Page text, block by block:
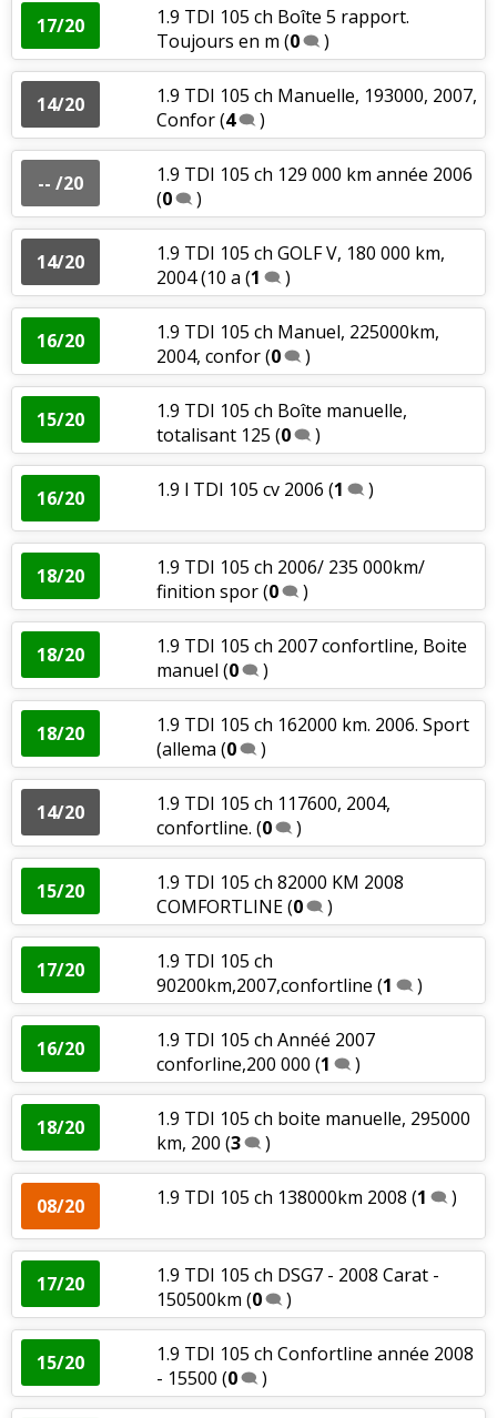
17/20
1.9 TDI 105 ch Boîte 5 rapport.
Toujours en m (0 )
14/20
1.9 TDI 105 ch Manuelle, 193000, 2007,
Confor(4 )
-- /20
1.9 TDI 105 ch 129 000 km année 2006
(0 )
14/20
1.9 TDI 105 ch GOLF V, 180 000 km,
2004 (10 a (1 )
16/20
1.9 TDI 105 ch Manuel, 225000km,
2004, confor(0 )
15/20
1.9 TDI 105 ch Boîte manuelle,
totalisant 125 (0 )
16/20 1.9 l TDI 105 cv 2006 (1 )
18/20
1.9 TDI 105 ch 2006/ 235 000km/
finition spor(0 )
18/20
1.9 TDI 105 ch 2007 confortline, Boite
manuel (0 )
18/20
1.9 TDI 105 ch 162000 km. 2006. Sport
(allema (0 )
14/20
1.9 TDI 105 ch 117600, 2004,
confortline. (0 )
15/20
1.9 TDI 105 ch 82000 KM 2008
COMFORTLINE(0 )
17/20
1.9 TDI 105 ch
90200km,2007,confortline (1 )
16/20
1.9 TDI 105 ch Annéé 2007
conforline,200 000 (1 )
18/20
1.9 TDI 105 ch boite manuelle, 295000
km, 200 (3 )
08/20 1.9 TDI 105 ch 138000km 2008 (1 )
17/20
1.9 TDI 105 ch DSG7 - 2008 Carat -
150500km (0 )
15/20
1.9 TDI 105 ch Confortline année 2008
- 15500 (0 )